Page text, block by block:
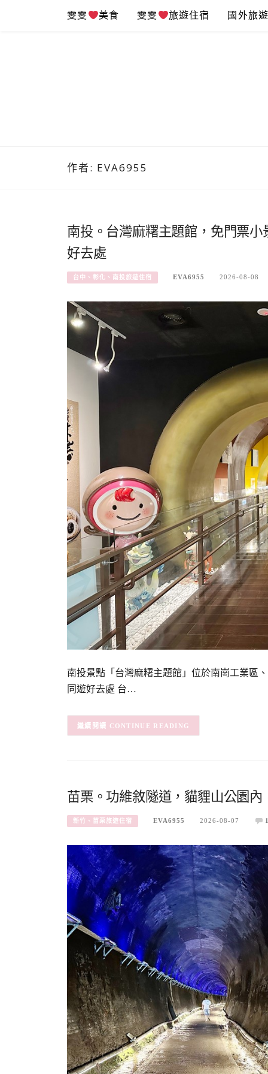
雯雯 美食 雯雯 旅遊住宿 國外旅
作者: EVA6955
南投。台灣麻糬主題館，免門票
好去處
台中、彰化、南投旅遊住宿 EVA6955 2026-08-08
南投景點「台灣麻糬主題館」位於南崗工業區
同遊好去處 台…
CONTINUE READING
苗栗。功維敘隧道，貓貍山公園
新竹、苗栗旅遊住宿 EVA6955 2026-08-07